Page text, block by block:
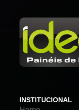
INSTITUCIONAL